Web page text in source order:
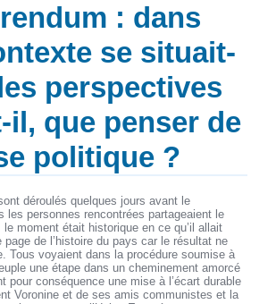
: dans
se situait-
perspectives
il, que penser de
politique ?
déroulés quelques jours avant le
les personnes rencontrées partageaient le
moment était historique en ce qu’il allait
page de l’histoire du pays car le résultat ne
Tous voyaient dans la procédure soumise à
une étape dans un cheminement amorcé
pour conséquence une mise à l’écart durable
Voronine et de ses amis communistes et la